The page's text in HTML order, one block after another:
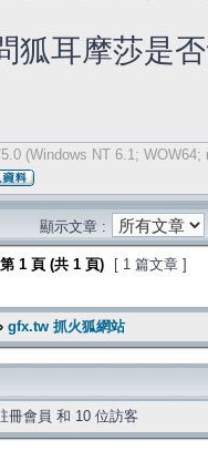
狐耳摩莎是
(Windows NT 6.1;
顯示文章 :
第 1 頁 (共 1 頁) [ 1 篇文章 ]
gfx.tw 抓火狐網站
冊會員 和 10 位訪客